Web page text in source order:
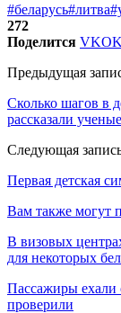
#беларусь#литва
272
Поделится VK
Предыдущая
Сколько шагов в
рассказали ученые
Следующая
Первая детская
Вам также могут
В визовых
для некоторых
Пассажиры ехали
проверили